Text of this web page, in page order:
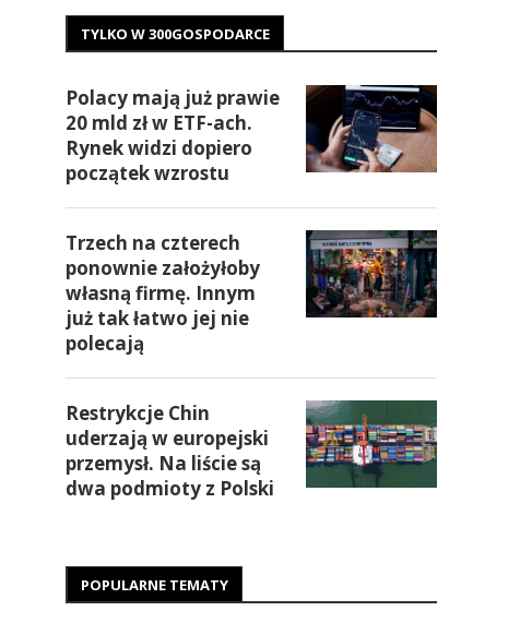
TYLKO W 300GOSPODARCE
Polacy mają już prawie
20 mld zł w ETF-ach.
Rynek widzi dopiero
początek wzrostu
Trzech na czterech
ponownie założyłoby
własną firmę. Innym
już tak łatwo jej nie
polecają
Restrykcje Chin
uderzają w europejski
przemysł. Na liście są
dwa podmioty z Polski
POPULARNE TEMATY